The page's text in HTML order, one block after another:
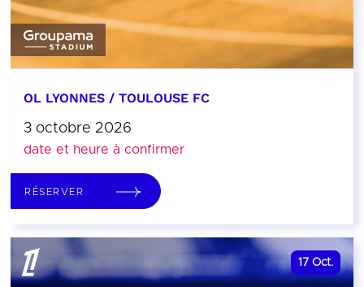
OL LYONNES / TOULOUSE FC
3 octobre 2026
date et heure à confirmer
RÉSERVER
17 Oct.